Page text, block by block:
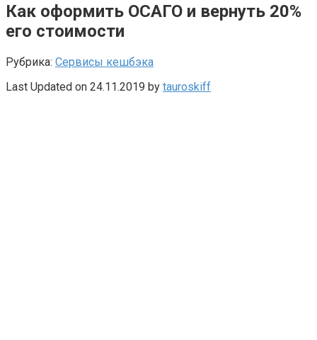
Как оформить ОСАГО и вернуть 20%
его стоимости
Рубрика: Сервисы кешбэка
Last Updated on 24.11.2019 by tauroskiff